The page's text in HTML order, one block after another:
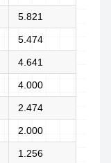
5.821
5.474
4.641
4.000
2.474
2.000
1.256